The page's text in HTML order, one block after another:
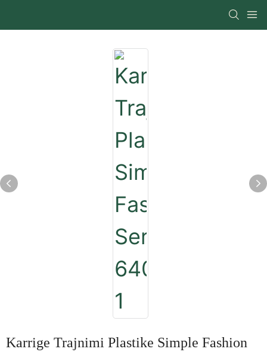
Karrige Trajnimi Plastike Simple Fashion